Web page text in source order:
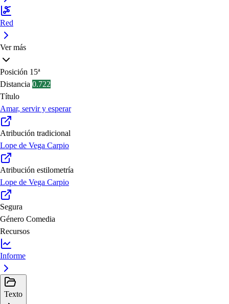
Red
Ver más
Posición 15ª
Distancia 0.722
Título
Amar, servir y esperar
Atribución tradicional
Lope de Vega Carpio
Atribución estilometría
Lope de Vega Carpio
Segura
Género Comedia
Recursos
Informe
Texto